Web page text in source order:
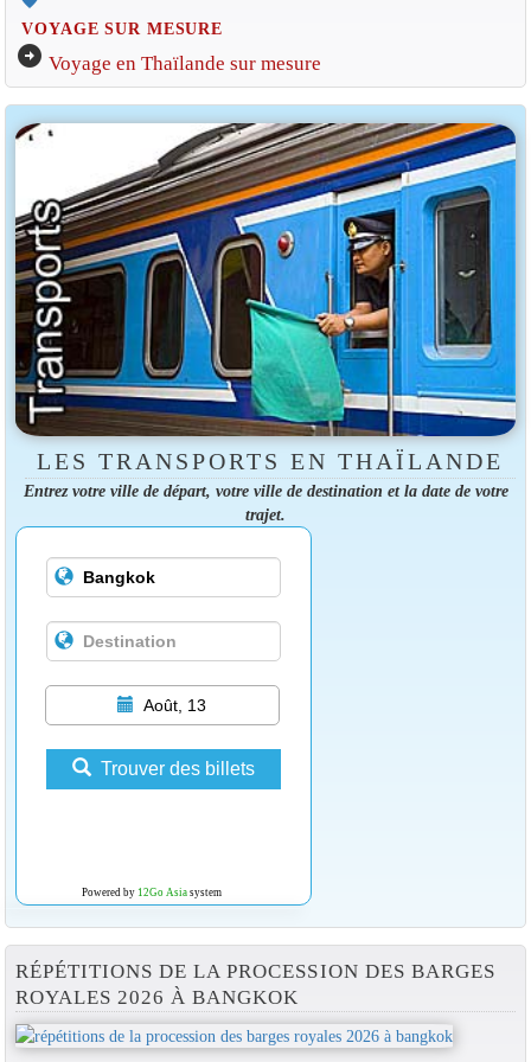
VOYAGE SUR MESURE
arrow_circle_right Voyage en Thaïlande sur mesure
LES TRANSPORTS EN THAÏLANDE
Entrez votre ville de départ, votre ville de destination et la date de votre
trajet.
Août, 13
Trouver des billets
Powered by 12Go Asiasystem
RÉPÉTITIONS DE LA PROCESSION DES BARGES
ROYALES 2026 À BANGKOK